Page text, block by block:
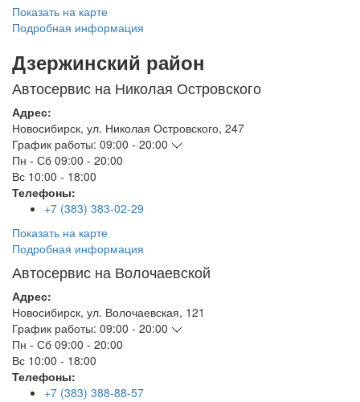
Показать на карте
Подробная информация
Дзержинский район
Автосервис на Николая Островского
Адрес:
Новосибирск, ул. Николая Островского, 247
График работы: 09:00 - 20:00
Пн - Сб 09:00 - 20:00
Вс 10:00 - 18:00
Телефоны:
+7 (383) 383-02-29
Показать на карте
Подробная информация
Автосервис на Волочаевской
Адрес:
Новосибирск, ул. Волочаевская, 121
График работы: 09:00 - 20:00
Пн - Сб 09:00 - 20:00
Вс 10:00 - 18:00
Телефоны:
+7 (383) 388-88-57